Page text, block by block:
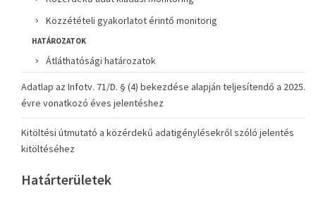
Közzétételi gyakorlatot érintő monitorig
HATÁROZATOK
Átláthatósági határozatok
Adatlap az Infotv. 71/D. § (4) bekezdése alapján teljesítendő a 2025.
évre vonatkozó éves jelentéshez
Kitöltési útmutató a közérdekű adatigénylésekről szóló jelentés
kitöltéséhez
Határterületek